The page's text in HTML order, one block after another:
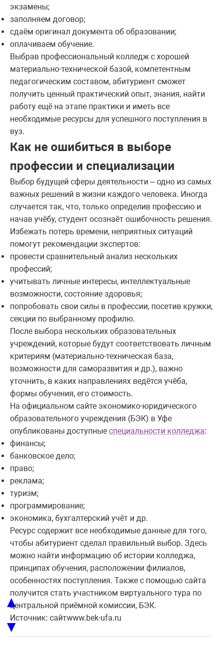
экзамены;
заполняем договор;
сдаём оригинал документа об образовании;
оплачиваем обучение.
Выбрав профессиональный колледж с хорошей
материально-технической базой, компетентным
педагогическим составом, абитуриент сможет
получить ценный практический опыт, знания, найти
работу ещё на этапе практики и иметь все
необходимые ресурсы для успешного поступления в
вуз.
Как не ошибиться в выборе
профессии и специализации
Выбор будущей сферы деятельности – одно из самых
важных решений в жизни каждого человека. Иногда
случается так, что, только определив профессию и
начав учёбу, студент осознаёт ошибочность решения.
Избежать потерь времени, неприятных ситуаций
помогут рекомендации экспертов:
провести сравнительный анализ нескольких
профессий;
учитывать личные интересы, интеллектуальные
возможности, состояние здоровья;
попробовать свои силы в профессии, посетив кружки,
секции по выбранному профилю.
После выбора нескольких образовательных
учреждений, которые будут соответствовать личным
критериям (материально-техническая база,
возможности для саморазвития и др.), важно
уточнить, в каких направлениях ведётся учёба,
формы обучения, его стоимость.
На официальном сайте экономико-юридического
образовательного учреждения (БЭК) в Уфе
опубликованы доступные специальности колледжа:
финансы;
банковское дело;
право;
реклама;
туризм;
программирование;
экономика, бухгалтерский учёт и др.
Ресурс содержит все необходимые данные для того,
чтобы абитуриент сделал правильный выбор. Здесь
можно найти информацию об истории колледжа,
принципах обучения, расположении филиалов,
особенностях поступления. Также с помощью сайта
получится стать участником виртуального тура по
центральной приёмной комиссии, БЭК.
Источник: сайтwww.bek-ufa.ru
▲
▼